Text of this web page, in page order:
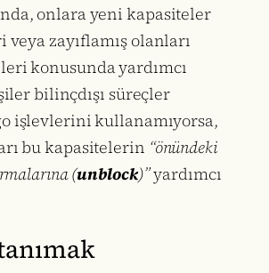
onlara yeni kapasiteler
zayıflamış olanları
konusunda yardımcı
bilinçdışı süreçler
işlevlerini kullanamıyorsa,
bu kapasitelerin “önündeki
(unblock)”yardımcı